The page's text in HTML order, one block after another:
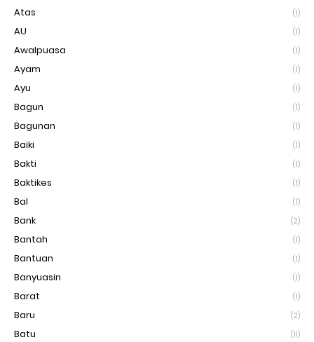
Atas (1)
AU (1)
Awalpuasa (1)
Ayam (1)
Ayu (1)
Bagun (1)
Bagunan (1)
Baiki (1)
Bakti (1)
Baktikes (1)
Bal (1)
Bank (2)
Bantah (1)
Bantuan (1)
Banyuasin (1)
Barat (1)
Baru (2)
Batu (11)